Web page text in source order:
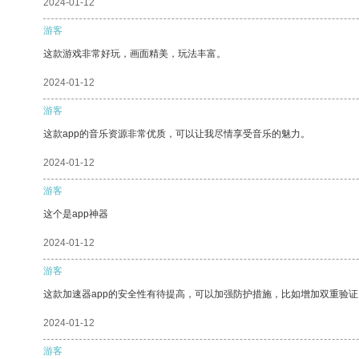
2024-01-12
游客
这款游戏非常好玩，画面精美，玩法丰富。
2024-01-12
游客
这款app的音乐资源非常优质，可以让我尽情享受音乐的魅力。
2024-01-12
游客
这个是app神器
2024-01-12
游客
这款加速器app的安全性有待提高，可以加强防护措施，比如增加双重验
2024-01-12
游客